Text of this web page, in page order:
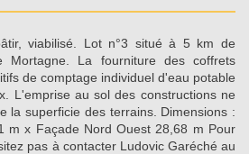
viabilisé. Lot n°3 situé à 5 km de
La fourniture des coffrets
de comptage individuel d'eau potable
L'emprise au sol des constructions ne
la superficie des terrains. Dimensions :
m x Façade Nord Ouest 28,68 m Pour
pas à contacter Ludovic Garéché au